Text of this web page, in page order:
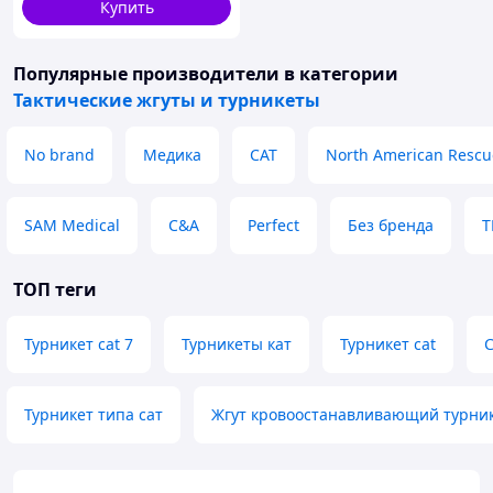
Купить
Популярные производители в категории
Тактические жгуты и турникеты
No brand Медика CAT North American
SAM Medical C&A Perfect Без бренда
ТОП теги
Турникет cat 7 Турникеты кат Турникет cat
Турникет типа сат Жгут кровоостанавливающий